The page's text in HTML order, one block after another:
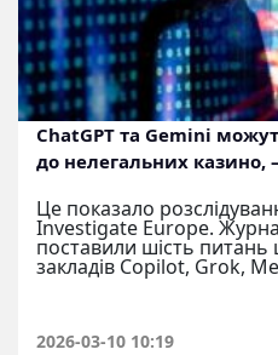
ChatGPT та Gemini
до нелегальних казино,
Це показало
Investigate Europe.
поставили шість
закладів Copilot, Grok,
2026-03-10 10:19